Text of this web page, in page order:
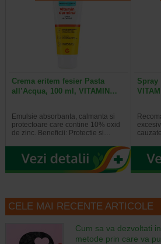
Crema eritem fesier Pasta
all’Acqua, 100 ml, VITAMIN…
Emulsie absorbanta, calmanta si
protectoare care contine 10% oxid
de zinc. Beneficii: Protectie si…
Spray
CELE MAI RECENTE ARTICOLE
Cum sa va dezvoltati
metode prin care va